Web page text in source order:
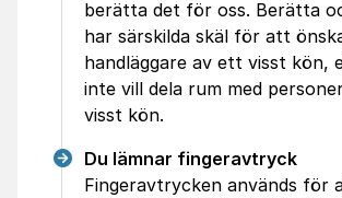
berätta det för oss. Berätta
har särskilda skäl för att
handläggare av ett visst kön,
inte vill dela rum med
visst kön.
Du lämnar fingeravtryck
Fingeravtrycken används för